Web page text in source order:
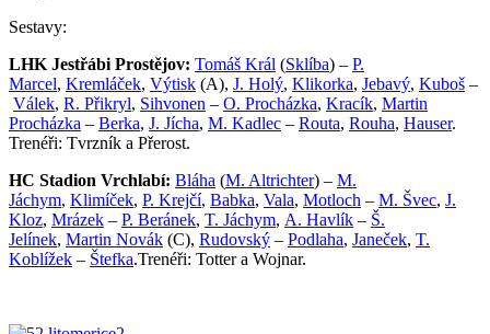
Sestavy:
LHK Jestřábi Prostějov: Tomáš Král (Sklíba) – P.
Marcel, Kremláček, Výtisk (A), J. Holý, Klikorka, Jebavý, Kuboš –
Válek, R. Přikryl, Sihvonen – O. Procházka, Kracík, Martin
Procházka – Berka, J. Jícha, M. Kadlec – Routa, Rouha, Hauser.
Trenéři: Tvrzník a Přerost.
HC Stadion Vrchlabí: Bláha (M. Altrichter) – M.
Jáchym, Klimíček, P. Krejčí, Babka, Vala, Motloch – M. Švec, J.
Kloz, Mrázek – P. Beránek, T. Jáchym, A. Havlík – Š.
Jelínek, Martin Novák (C), Rudovský – Podlaha, Janeček, T.
Koblížek – Štefka.Trenéři: Totter a Wojnar.